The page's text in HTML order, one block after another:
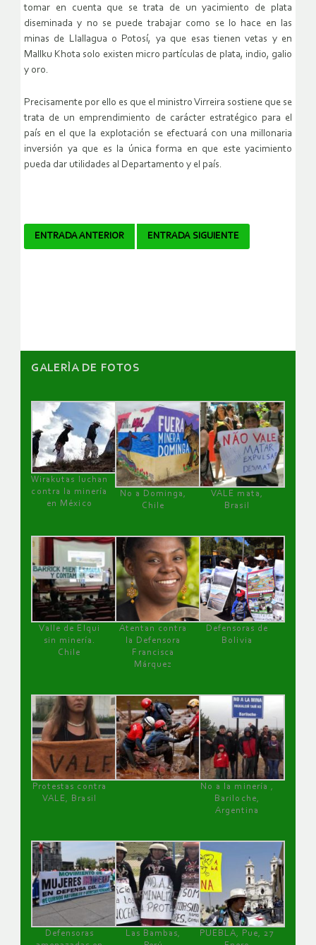
tomar en cuenta que se trata de un yacimiento de plata
diseminada y no se puede trabajar como se lo hace en las
minas de Llallagua o Potosí, ya que esas tienen vetas y en
Mallku Khota solo existen micro partículas de plata, indio, galio
y oro.
Precisamente por ello es que el ministro Virreira sostiene que se
trata de un emprendimiento de carácter estratégico para el
país en el que la explotación se efectuará con una millonaria
inversión ya que es la única forma en que este yacimiento
pueda dar utilidades al Departamento y el país.
Navegador
ENTRADA ANTERIOR ENTRADA SIGUIENTE
GALERÌA DE FOTOS
Wirakutas luchan
contra la minería
en México
No a Dominga,
Chile
VALE mata,
Brasil
Valle de Elqui
sin minería.
Chile
Atentan contra
la Defensora
Francisca
Márquez
Defensoras de
Bolivia
Protestas contra
VALE, Brasil
No a la minería ,
Bariloche,
Argentina
Defensoras
Las Bambas,
PUEBLA, Pue, 27